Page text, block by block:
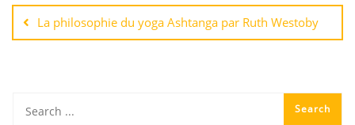
La philosophie du yoga Ashtanga par Ruth Westoby